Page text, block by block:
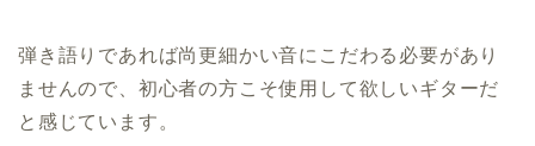
弾き語りであれば尚更細かい音にこだわる必要があり
ませんので、初心者の方こそ使用して欲しいギターだ
と感じています。